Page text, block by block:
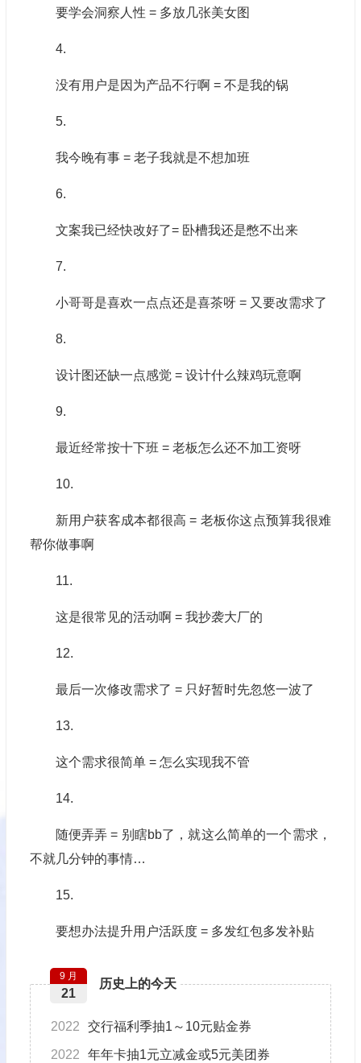
要学会洞察人性 = 多放几张美女图
4.
没有用户是因为产品不行啊 = 不是我的锅
5.
我今晚有事 = 老子我就是不想加班
6.
文案我已经快改好了= 卧槽我还是憋不出来
7.
小哥哥是喜欢一点点还是喜茶呀 = 又要改需求了
8.
设计图还缺一点感觉 = 设计什么辣鸡玩意啊
9.
最近经常按十下班 = 老板怎么还不加工资呀
10.
新用户获客成本都很高 = 老板你这点预算我很难
帮你做事啊
11.
这是很常见的活动啊 = 我抄袭大厂的
12.
最后一次修改需求了 = 只好暂时先忽悠一波了
13.
这个需求很简单 = 怎么实现我不管
14.
随便弄弄 = 别瞎bb了，就这么简单的一个需求，
不就几分钟的事情…
15.
要想办法提升用户活跃度 = 多发红包多发补贴
历史上的今天
9 月
21
2022 交行福利季抽1～10元贴金券
2022 年年卡抽1元立减金或5元美团券